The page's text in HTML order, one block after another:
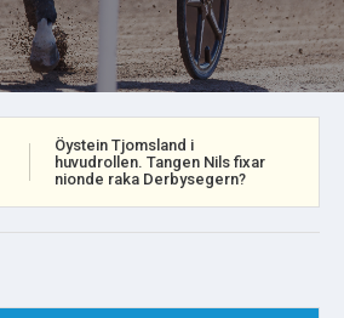
Öystein Tjomsland i
huvudrollen. Tangen Nils fixar
nionde raka Derbysegern?